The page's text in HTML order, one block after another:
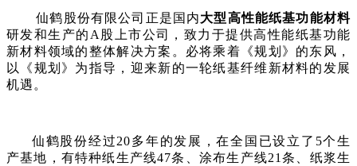
仙鹤股份有限公司正是国内大型高性能纸基功能材料
研发和生产的A股上市公司，致力于提供高性能纸基功能
新材料领域的整体解决方案。必将乘着《规划》的东风，
以《规划》为指导，迎来新的一轮纸基纤维新材料的发展
机遇。
仙鹤股份经过20多年的发展，在全国已设立了5个生
产基地，有特种纸生产线47条、涂布生产线21条、纸浆生